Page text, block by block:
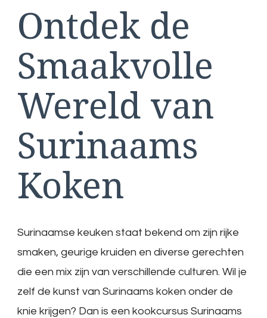
Koken
met
Kookcursus
Ontdek de
Smaakvolle
Wereld van
Surinaams
Koken
Surinaamse keuken staat bekend om zijn rijke
smaken, geurige kruiden en diverse gerechten
die een mix zijn van verschillende culturen. Wil je
zelf de kunst van Surinaams koken onder de
knie krijgen? Dan is een kookcursus Surinaams